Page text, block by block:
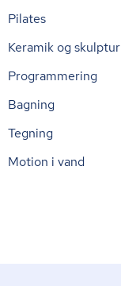
Pilates
Keramik og skulptur
Programmering
Bagning
Tegning
Motion i vand